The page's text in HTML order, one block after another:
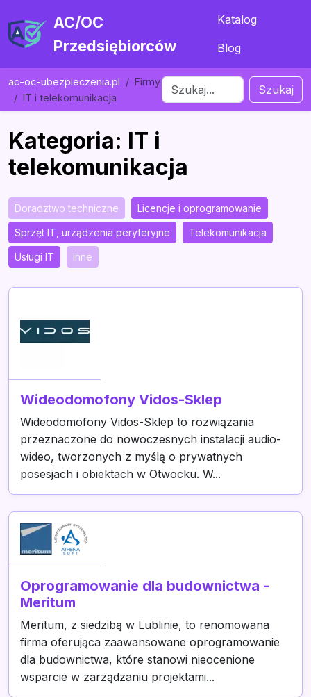
AC/OC
Przedsiębiorców
Katalog
Blog
ac-oc-ubezpieczenia.pl
Firmy
IT i telekomunikacja
Szukaj
Kategoria: IT i
telekomunikacja
Doradztwo techniczne Licencje i oprogramowanie
Sprzęt IT, urządzenia peryferyjne Telekomunikacja
Usługi IT Inne
Wideodomofony Vidos-Sklep
Wideodomofony Vidos-Sklep to rozwiązania
przeznaczone do nowoczesnych instalacji audio-
wideo, tworzonych z myślą o prywatnych
posesjach i obiektach w Otwocku. W...
Oprogramowanie dla budownictwa -
Meritum
Meritum, z siedzibą w Lublinie, to renomowana
firma oferująca zaawansowane oprogramowanie
dla budownictwa, które stanowi nieocenione
wsparcie w zarządzaniu projektami...